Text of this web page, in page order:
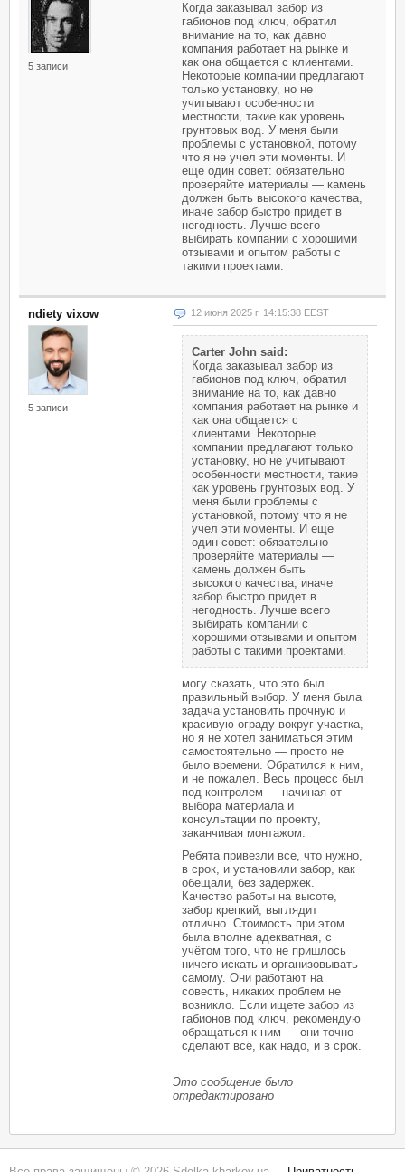
5 записи
Когда заказывал забор из
габионов под ключ, обратил
внимание на то, как давно
компания работает на рынке и
как она общается с клиентами.
Некоторые компании предлагают
только установку, но не
учитывают особенности
местности, такие как уровень
грунтовых вод. У меня были
проблемы с установкой, потому
что я не учел эти моменты. И
еще один совет: обязательно
проверяйте материалы — камень
должен быть высокого качества,
иначе забор быстро придет в
негодность. Лучше всего
выбирать компании с хорошими
отзывами и опытом работы с
такими проектами.
ndiety vixow
5 записи
12 июня 2025 г. 14:15:38 EEST
Carter John said:
Когда заказывал забор из
габионов под ключ, обратил
внимание на то, как давно
компания работает на рынке и
как она общается с
клиентами. Некоторые
компании предлагают только
установку, но не учитывают
особенности местности, такие
как уровень грунтовых вод. У
меня были проблемы с
установкой, потому что я не
учел эти моменты. И еще
один совет: обязательно
проверяйте материалы —
камень должен быть
высокого качества, иначе
забор быстро придет в
негодность. Лучше всего
выбирать компании с
хорошими отзывами и опытом
работы с такими проектами.
могу сказать, что это был
правильный выбор. У меня была
задача установить прочную и
красивую ограду вокруг участка,
но я не хотел заниматься этим
самостоятельно — просто не
было времени. Обратился к ним,
и не пожалел. Весь процесс был
под контролем — начиная от
выбора материала и
консультации по проекту,
заканчивая монтажом.
Ребята привезли все, что нужно,
в срок, и установили забор, как
обещали, без задержек.
Качество работы на высоте,
забор крепкий, выглядит
отлично. Стоимость при этом
была вполне адекватная, с
учётом того, что не пришлось
ничего искать и организовывать
самому. Они работают на
совесть, никаких проблем не
возникло. Если ищете забор из
габионов под ключ, рекомендую
обращаться к ним — они точно
сделают всё, как надо, и в срок.
Это сообщение было
отредактировано